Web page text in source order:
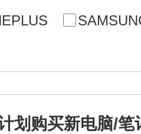
划购买新电脑/